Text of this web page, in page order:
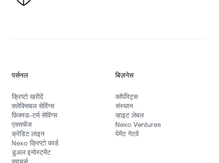
पर्सनल
क्रिप्टो खरीदें
फ़्लेक्सिबल सेविंग्स
फ़िक्स्ड‑टर्म सेविंग्स
एक्सचेंज
क्रेडिट लाइन
Nexo क्रिप्टो कार्ड
डुअल इन्वेस्टमेंट
बिज़नेस
कॉर्पोरेट्स
संस्थान
व्हाइट लेबल
Nexo Ventures
पेमेंट गेटवे